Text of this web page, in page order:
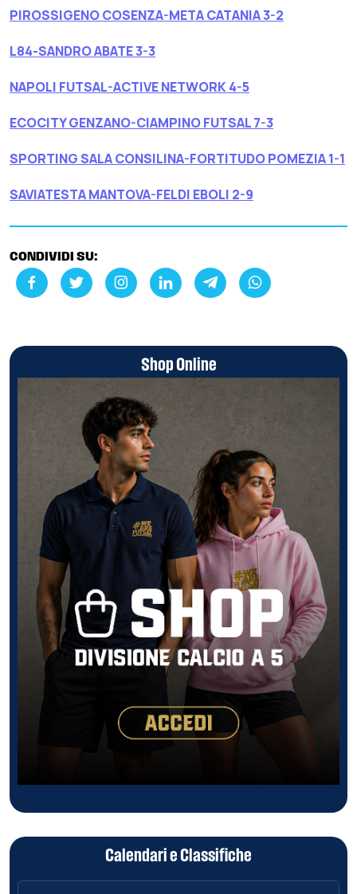
PIROSSIGENO COSENZA-META CATANIA 3-2
L84-SANDRO ABATE 3-3
NAPOLI FUTSAL-ACTIVE NETWORK 4-5
ECOCITY GENZANO-CIAMPINO FUTSAL 7-3
SPORTING SALA CONSILINA-FORTITUDO POMEZIA 1-1
SAVIATESTA MANTOVA-FELDI EBOLI 2-9
CONDIVIDI SU:
Shop Online
Calendari e Classifiche